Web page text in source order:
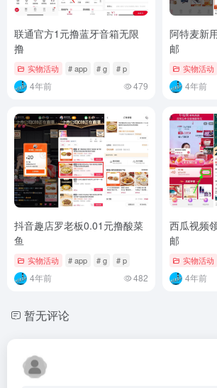
联通官方1元撸蓝牙音箱无限
撸
实物活动 # app # g # p
4年前 479
阿特麦新
邮
实物活动
4年前
抖音趣店罗老板0.01元撸酸菜
鱼
实物活动 # app # g # p
4年前 482
西瓜视频
邮
实物活动
4年前
暂无评论